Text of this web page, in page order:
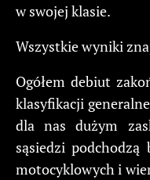
w swojej klasie.
Wszystkie wyniki
Ogółem debiut
klasyfikacji
dla nas dużym
sąsiedzi
motocyklowych i